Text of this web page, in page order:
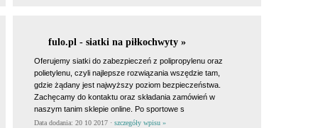
fulo.pl - siatki na piłkochwyty »
Oferujemy siatki do zabezpieczeń z polipropylenu oraz
polietylenu, czyli najlepsze rozwiązania wszędzie tam,
gdzie żądany jest najwyższy poziom bezpieczeństwa.
Zachęcamy do kontaktu oraz składania zamówień w
naszym tanim sklepie online. Po sportowe s
Data dodania: 20 10 2017 · szczegóły wpisu »